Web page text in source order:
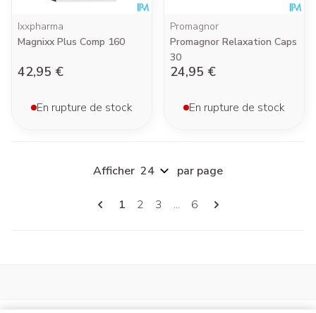
Ixxpharma
Magnixx Plus Comp 160
42,95 €
En rupture de stock
Promagnor
Promagnor Relaxation Caps
30
24,95 €
En rupture de stock
Pages
Vous lisez actuellement la page
1 Page
2 Page
3 ... Page
6
Afficher par page